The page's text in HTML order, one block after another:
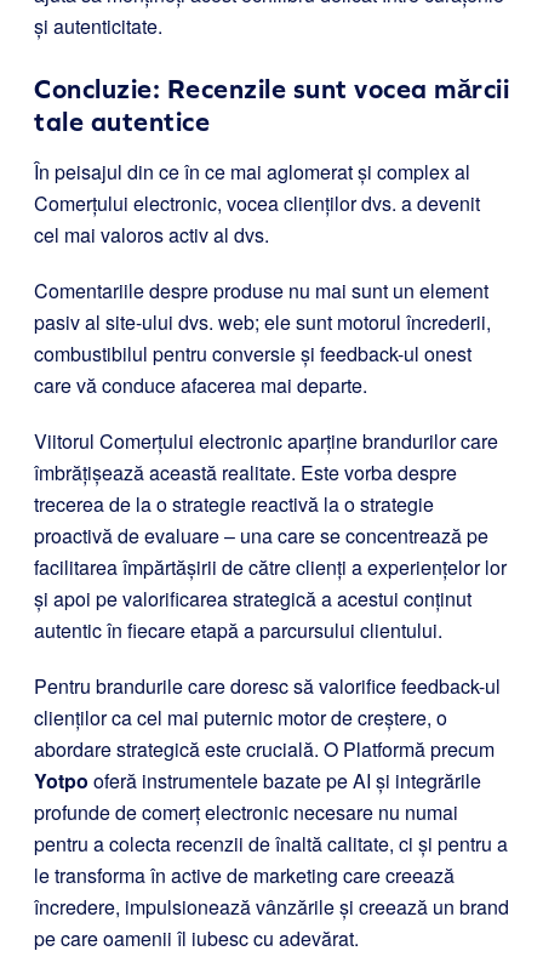
și autenticitate.
Concluzie: Recenzile sunt vocea mărcii
tale autentice
În peisajul din ce în ce mai aglomerat și complex al
Comerțului electronic, vocea clienților dvs. a devenit
cel mai valoros activ al dvs.
Comentariile despre produse nu mai sunt un element
pasiv al site-ului dvs. web; ele sunt motorul încrederii,
combustibilul pentru conversie și feedback-ul onest
care vă conduce afacerea mai departe.
Viitorul Comerțului electronic aparține brandurilor care
îmbrățișează această realitate. Este vorba despre
trecerea de la o strategie reactivă la o strategie
proactivă de evaluare – una care se concentrează pe
facilitarea împărtășirii de către clienți a experiențelor lor
și apoi pe valorificarea strategică a acestui conținut
autentic în fiecare etapă a parcursului clientului.
Pentru brandurile care doresc să valorifice feedback-ul
clienților ca cel mai puternic motor de creștere, o
abordare strategică este crucială. O Platformă precum
Yotpo oferă instrumentele bazate pe AI și integrările
profunde de comerț electronic necesare nu numai
pentru a colecta recenzii de înaltă calitate, ci și pentru a
le transforma în active de marketing care creează
încredere, impulsionează vânzările și creează un brand
pe care oamenii îl iubesc cu adevărat.